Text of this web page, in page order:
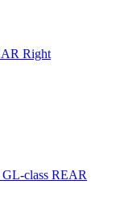
Right
class REAR